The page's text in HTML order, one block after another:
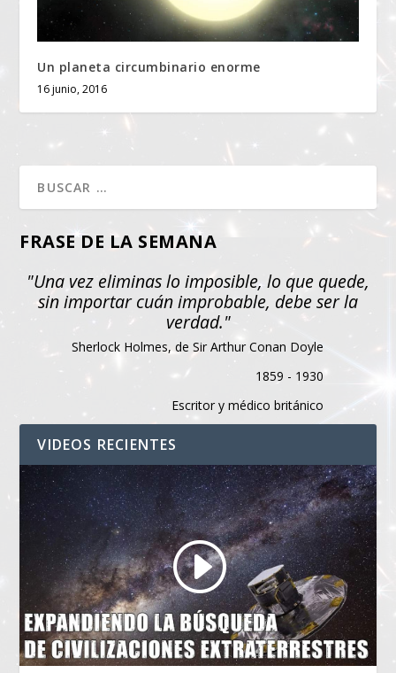
Un planeta circumbinario enorme
16 junio, 2016
FRASE DE LA SEMANA
"Una vez eliminas lo imposible, lo que quede,
sin importar cuán improbable, debe ser la
verdad."
Sherlock Holmes, de Sir Arthur Conan Doyle
1859 - 1930
Escritor y médico británico
VIDEOS RECIENTES